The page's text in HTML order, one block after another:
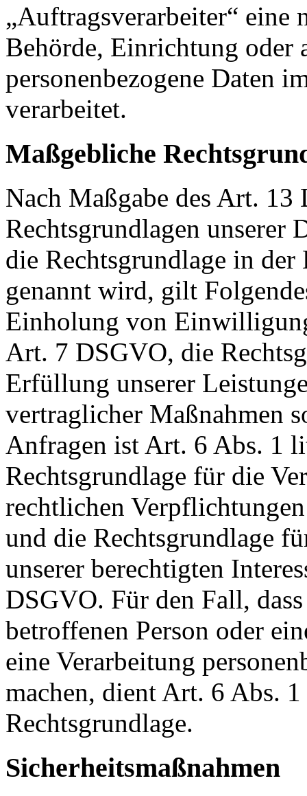
„Auftragsverarbeiter“ eine
Behörde, Einrichtung oder
personenbezogene Daten
verarbeitet.
Maßgebliche
Nach Maßgabe des Art.
Rechtsgrundlagen unserer
die Rechtsgrundlage in
genannt wird, gilt
Einholung von
Art. 7 DSGVO, die
Erfüllung unserer
vertraglicher Maßnahmen
Anfragen ist Art. 6 Abs. 1
Rechtsgrundlage für die
rechtlichen
und die Rechtsgrundlage
unserer berechtigten
DSGVO. Für den Fall,
betroffenen Person oder
eine Verarbeitung
machen, dient Art. 6 Abs.
Rechtsgrundlage.
Sicherheitsmaßnahmen